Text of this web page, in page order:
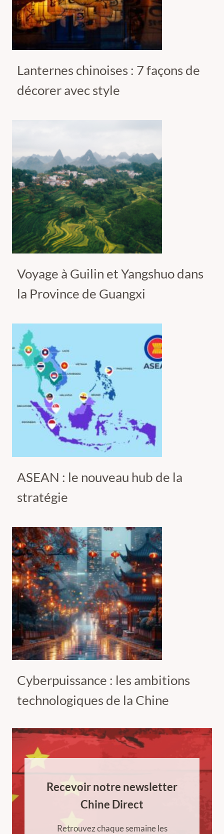
Lanternes chinoises : 7 façons de
décorer avec style
Voyage à Guilin et Yangshuo dans
la Province de Guangxi
ASEAN : le nouveau hub de la
stratégie
Cyberpuissance : les ambitions
technologiques de la Chine
Recevoir notre newsletter
Chine Direct
Retrouvez chaque semaine les